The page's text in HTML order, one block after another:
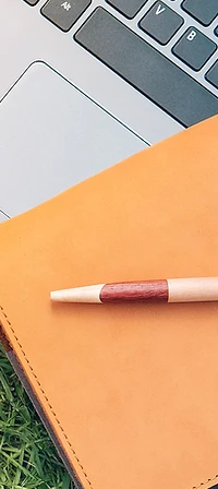
業所に比べてとても
着
で働く必要な知識を
労力を無駄にせず皆